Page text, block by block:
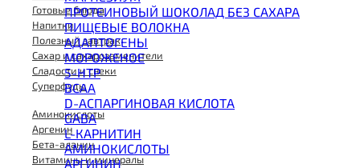
ПРОТЕИНОВЫЙ ШОКОЛАД БЕЗ САХАРА
ПИЩЕВЫЕ ВОЛОКНА
АДАПТОГЕНЫ
МОРОЖЕНОЕ
5-HTP
BCAA
D-АСПАРГИНОВАЯ КИСЛОТА
GABA
L-КАРНИТИН
АМИНОКИСЛОТЫ
АРГИНИН
Готовые блюда
Напитки
Полезный завтрак
Сахар и сахарозаменители
Сладости и снеки
Суперфуды
Аминокислоты
Аргенин
Бета-аланин
Витамины и минералы